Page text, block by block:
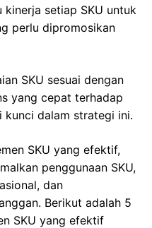
setiap SKU untuk
perlu dipromosikan
SKU sesuai dengan
yang cepat terhadap
kunci dalam strategi ini.
SKU yang efektif,
penggunaan SKU,
dan
Berikut adalah 5
SKU yang efektif